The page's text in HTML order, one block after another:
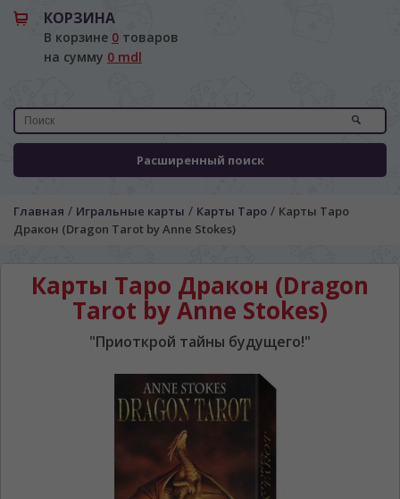
КОРЗИНА
В корзине 0 товаров
на сумму 0 mdl
Расширенный поиск
Главная / Игральные карты / Карты Таро / Карты Таро
Дракон (Dragon Tarot by Anne Stokes)
Карты Таро Дракон (Dragon
Tarot by Anne Stokes)
"Приоткрой тайны будущего!"
На каком языке Вы хотите
просматривать наш сайт?
În ce limbă ați dori să vedeți site-ul nostru?
Беспокоим Вас только один раз, далее
сохраним Ваш выбор языка.
Vă vom deranja doar o singură dată, apoi vă
vom salva alegerea limbii.
Если вы хотите переключить язык
сайта, то это можно всегда сделать в
правом верхнем углу страницы.